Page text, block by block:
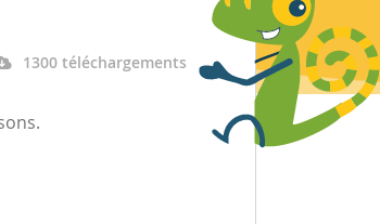
1300 téléchargements